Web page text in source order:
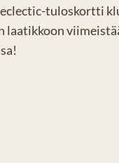
tuloskortti